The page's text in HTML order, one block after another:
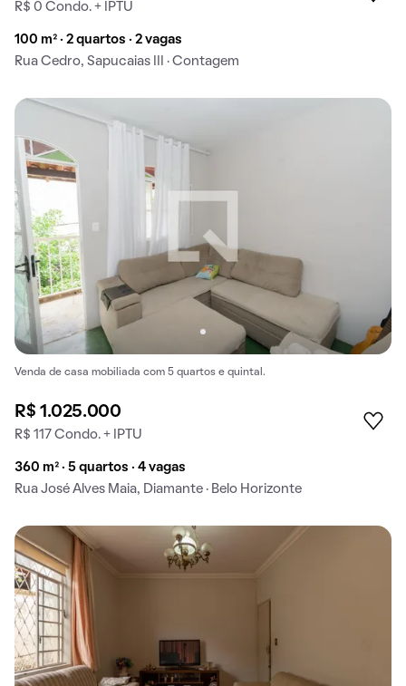
R$ 0 Condo. + IPTU
100 m² · 2 quartos · 2 vagas
Rua Cedro, Sapucaias III · Contagem
Venda de casa mobiliada com 5 quartos e quintal.
R$ 1.025.000
R$ 117 Condo. + IPTU
360 m² · 5 quartos · 4 vagas
Rua José Alves Maia, Diamante · Belo Horizonte